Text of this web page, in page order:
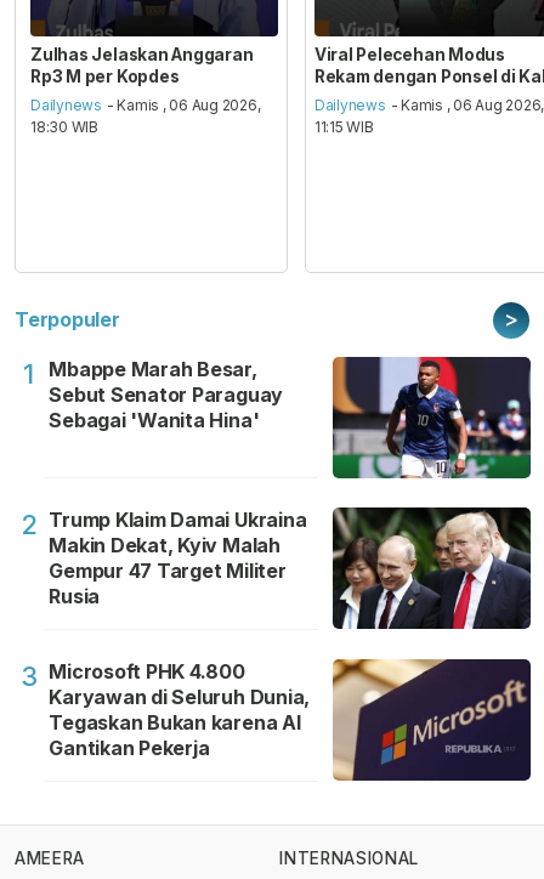
Zulhas Jelaskan Anggaran
Rp3 M per Kopdes
Dailynews - Kamis , 06 Aug 2026,
18:30 WIB
Viral Pelecehan Modus
Rekam dengan Ponsel di
Dailynews - Kamis , 06 Aug 2026,
11:15 WIB
Terpopuler >
1
Mbappe Marah Besar,
Sebut Senator Paraguay
Sebagai 'Wanita Hina'
2 Trump Klaim Damai Ukraina
Makin Dekat, Kyiv Malah
Gempur 47 Target Militer
Rusia
3 Microsoft PHK 4.800
Karyawan di Seluruh Dunia,
Tegaskan Bukan karena AI
Gantikan Pekerja
AMEERA INTERNASIONAL